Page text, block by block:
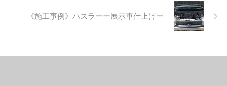
《施工事例》ハスラーー展示車仕上げー